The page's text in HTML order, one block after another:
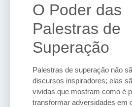
O Poder das
Palestras de
Superação
Palestras de superação não
discursos inspiradores; elas
vividas que mostram como é
transformar adversidades em